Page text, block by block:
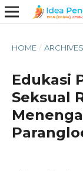
HOME / ARCHIVES
Edukasi
Seksual